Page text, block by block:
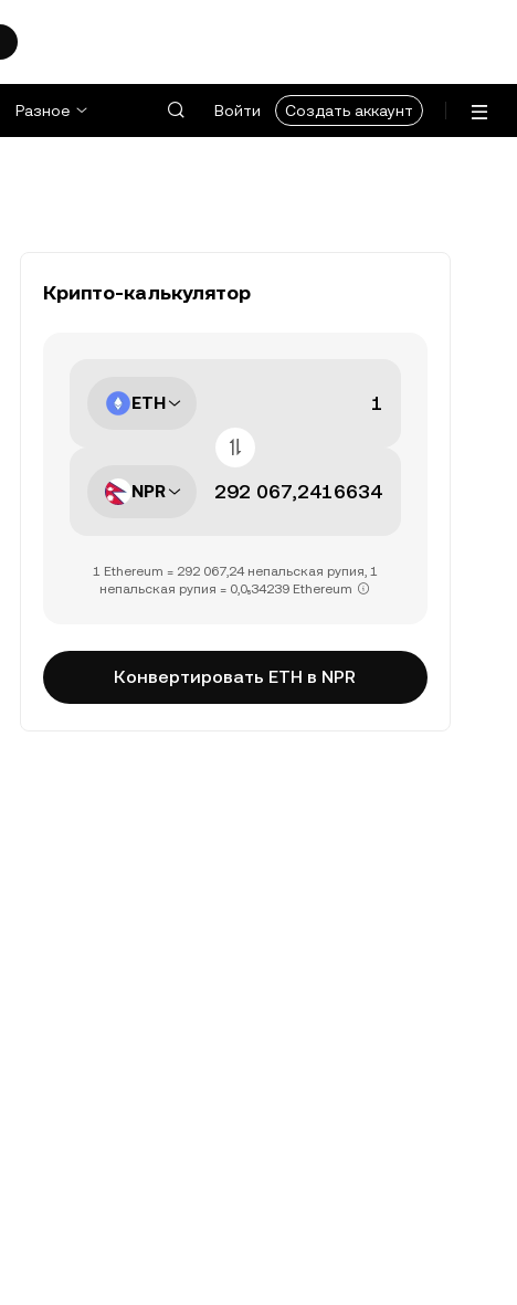
Разное Войти Создать аккаунт
Крипто-калькулятор
ETH
NPR
1 Ethereum = 292 067,24 непальская рупия, 1
непальская рупия = 0,0₅34239 Ethereum
Конвертировать ETH в NPR